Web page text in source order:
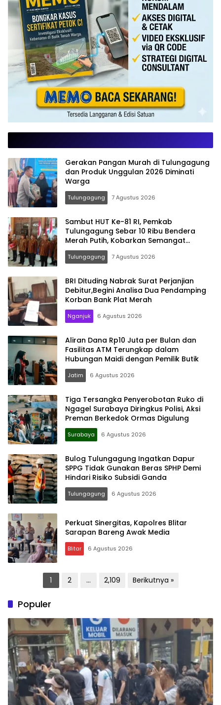
Gerakan Pangan Murah di Tulungagung
dan Produk Unggulan 2026 Diminati
Warga
Tulungagung 7 Agustus 2026
Sambut HUT Ke-81 RI, Pemkab
Tulungagung Sebar 10 Ribu Bendera
Merah Putih, Kobarkan Semangat
Nasionalisme Hingga Pelosok Desa
Tulungagung 7 Agustus 2026
BRI Dituding Nabrak Surat Perjanjian
Debitur,Begini Analisa Dua Pendamping
Korban Bank Plat Merah
Nganjuk 6 Agustus 2026
Aliran Dana Rp10 Juta per Bulan dan
Fasilitas ATM Terungkap dalam
Hubungan Maidi dengan Pemilik Butik
Jatim 6 Agustus 2026
Tiga Tersangka Penyerobotan Ruko di
Ngagel Surabaya Diringkus Polisi, Aksi
Preman Berkedok Ormas Digulung
Surabaya 6 Agustus 2026
Bulog Tulungagung Ingatkan Dapur
SPPG Tidak Gunakan Beras SPHP Demi
Hindari Risiko Subsidi Ganda
Tulungagung 6 Agustus 2026
Perkuat Sinergitas, Kapolres Blitar
Sarapan Bareng Awak Media
Blitar 6 Agustus 2026
Paginasi1 2 … 2,109 Berikutnya »
Populer